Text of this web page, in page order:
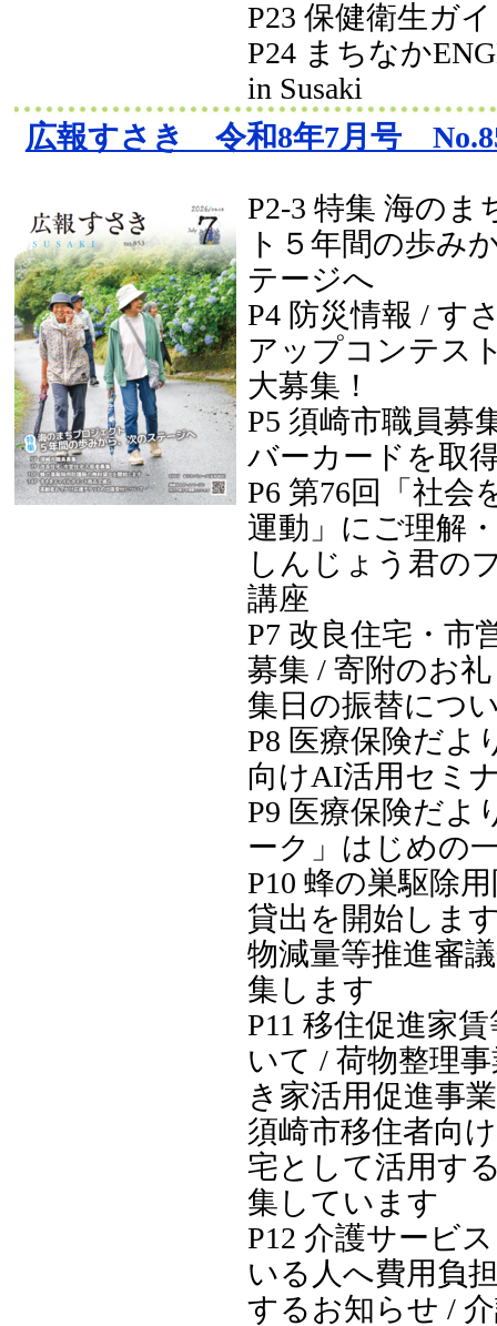
P23 保健衛生ガ
P24 まちなか
in Susaki
広報すさき 令和8年7月号
P2-3 特集 海のま
ト５年間の歩み
テージへ
P4 防災情報 / す
アップコンテス
大募集！
P5 須崎市職員募
バーカードを取
P6 第76回「社会
運動」にご理解
しんじょう君の
講座
P7 改良住宅・市
募集 / 寄附のお
集日の振替につ
P8 医療保険だよ
向けAI活用セミ
P9 医療保険だよ
ーク」はじめの
P10 蜂の巣駆除
貸出を開始しま
物減量等推進審
集します
P11 移住促進家
いて / 荷物整理
き家活用促進事
須崎市移住者向
宅として活用す
集しています
P12 介護サービ
いる人へ費用負
するお知らせ /